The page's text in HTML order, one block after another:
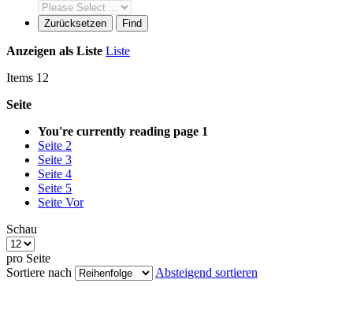
Zurücksetzen Find
Anzeigen als Liste Liste
Items 12
Seite
You're currently reading page 1
Seite 2
Seite 3
Seite 4
Seite 5
Seite Vor
Schau
pro Seite
Sortiere nach
Absteigend sortieren